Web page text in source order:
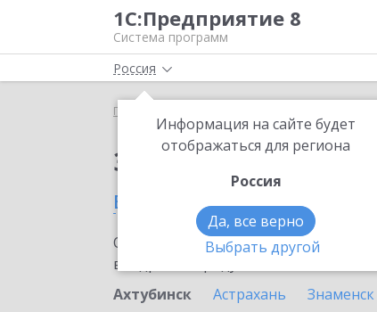
1С:Предприятие 8
Система программ
Россия
Информация на сайте будет
отображаться для региона
Россия
Да, все верно
Выбрать другой
Главная 1С-ЭПД в
Заказать 1С-ЭПД
в Ахтубинске
Ознакомьтесь с информационными
внедрение продукта.
Ахтубинск
Астрахань
Знаменск